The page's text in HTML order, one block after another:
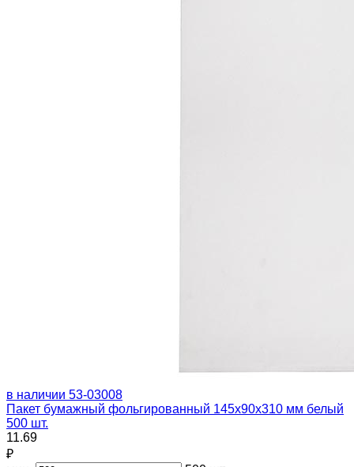
в наличии 53-03008
Пакет бумажный фольгированный 145х90х310 мм белый
500 шт.
11.69
₽